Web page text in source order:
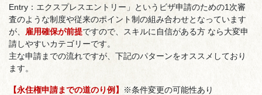
Entry：エクスプレスエントリー」というビザ申請のための1次審
査のような制度や従来のポイント制の組み合わせとなっています
が、
雇用確保が前提ですので、スキルに自信がある方 なら大変申
請しやすいカテゴリーです。
主な申請までの流れですが、下記のパターンをオススメしており
ます。
【永住権申請までの道のり例】 ※条件変更の可能性あり